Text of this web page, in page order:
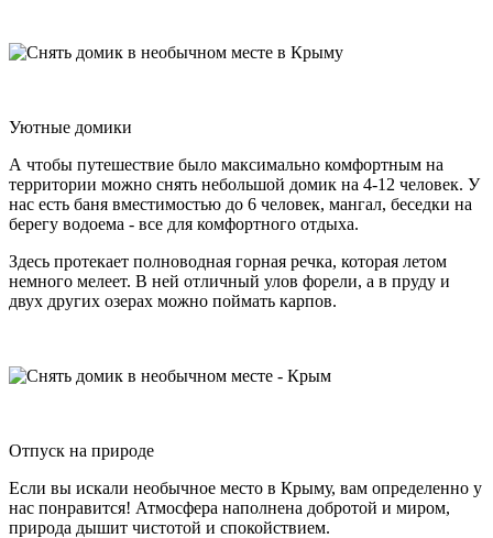
Уютные домики
А чтобы путешествие было максимально комфортным на
территории можно снять небольшой домик на 4-12 человек. У
нас есть баня вместимостью до 6 человек, мангал, беседки на
берегу водоема - все для комфортного отдыха.
Здесь протекает полноводная горная речка, которая летом
немного мелеет. В ней отличный улов форели, а в пруду и
двух других озерах можно поймать карпов.
Отпуск на природе
Если вы искали необычное место в Крыму, вам определенно у
нас понравится! Атмосфера наполнена добротой и миром,
природа дышит чистотой и спокойствием.